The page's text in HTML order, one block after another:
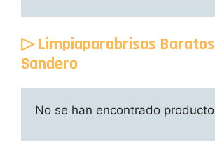
▷ Limpiaparabrisas
Sandero
No se han encontrado